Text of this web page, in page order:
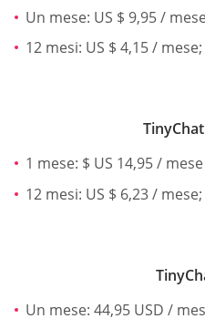
Un mese: US $ 9,95 /
12 mesi: US $ 4,15 /
1 mese: $ US 14,95 / mese
12 mesi: US $ 6,23 /
Un mese: 44,95 USD /